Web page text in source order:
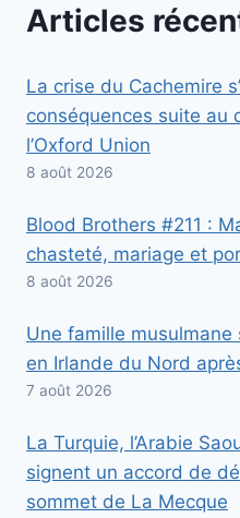
Articles
La crise du Cachemire
conséquences suite au
l’Oxford Union
8 août 2026
Blood Brothers #211 :
chasteté, mariage et
8 août 2026
Une famille
en Irlande du Nord
7 août 2026
La Turquie, l’Arabie
signent un accord de
sommet de La Mecque